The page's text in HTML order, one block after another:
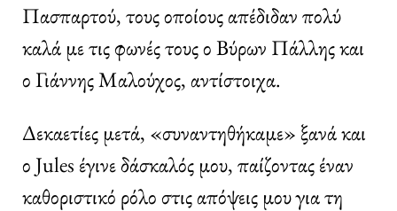
Πασπαρτού, τους οποίους απέδιδαν πολύ
καλά με τις φωνές τους ο Βύρων Πάλλης και
ο Γιάννης Μαλούχος, αντίστοιχα.
Δεκαετίες μετά, «συναντηθήκαμε» ξανά και
ο Jules έγινε δάσκαλός μου, παίζοντας έναν
καθοριστικό ρόλο στις απόψεις μου για τη